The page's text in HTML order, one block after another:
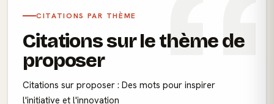
CITATIONS PAR THÈME
Citations sur le thème de
proposer
Citations sur proposer : Des mots pour inspirer
l'initiative et l'innovation